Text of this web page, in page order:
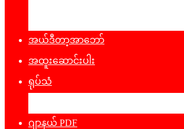
အယ်ဒီတာ့အာဘော်
အထူးဆောင်းပါး
ရုပ်သံ
ဂျာနယ် PDF